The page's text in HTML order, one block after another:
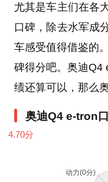
尤其是车主们在各
口碑，除去水军成
车感受值得借鉴的
碑得分吧。奥迪Q4
绩还算可以，那么
奥迪Q4 e-tron
4.70分